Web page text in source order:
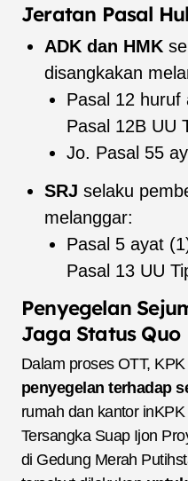
Jeratan Pasal
ADK dan HMK
disangkakan
Pasal 12 huruf
Pasal 12B UU
Jo. Pasal 55
SRJ selaku
melanggar:
Pasal 5 ayat
Pasal 13 UU
Penyegelan
Jaga Status Quo
Dalam proses OTT,
penyegelan terhadap
rumah dan kantor
Tersangka Suap Ijon
di Gedung Merah